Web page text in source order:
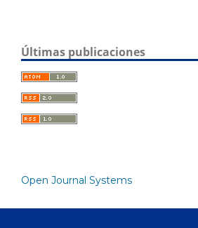
Últimas publicaciones
Open Journal Systems